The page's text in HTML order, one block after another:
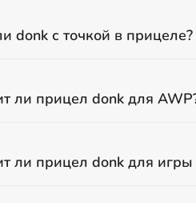
donk с точкой в прицеле?
ли прицел donk для
ли прицел donk для